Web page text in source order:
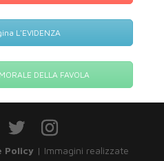
L'EVIDENZA
DELLA FAVOLA
Policy| Immagini realizzate